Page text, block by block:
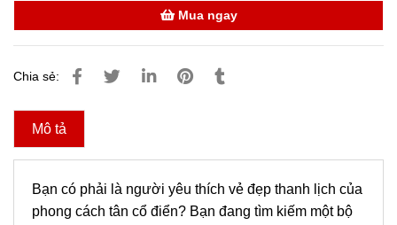
Mua ngay
Chia sẻ:
Mô tả
Bạn có phải là người yêu thích vẻ đẹp thanh lịch của
phong cách tân cổ điển? Bạn đang tìm kiếm một bộ